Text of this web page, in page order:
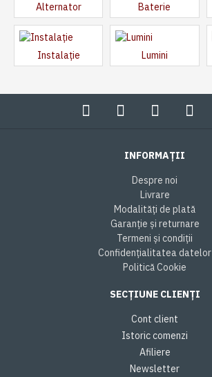
Alternator Baterie
Instalație Lumini
INFORMAȚII
Despre noi
Livrare
Modalități de plată
Garanție și returnare
Termeni și condiții
Confidențialitatea datelor
Politică Cookie
SECȚIUNE CLIENȚI
Cont client
Istoric comenzi
Afiliere
Newsletter